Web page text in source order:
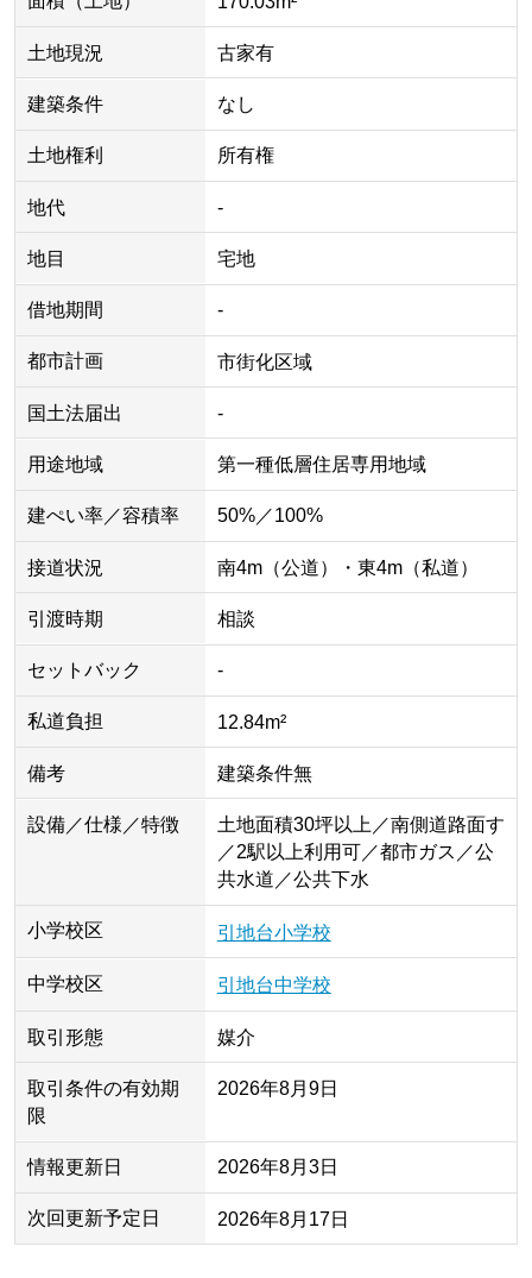
土地現況 古家有
建築条件 なし
土地権利 所有権
地代 -
地目 宅地
借地期間 -
都市計画 市街化区域
国土法届出 -
用途地域 第一種低層住居専用地域
建ぺい率／容積率 50%／100%
接道状況 南4m（公道）・東4m（私道）
引渡時期 相談
セットバック -
私道負担 12.84m²
備考 建築条件無
設備／仕様／特徴
土地面積30坪以上／南側道路面す
／2駅以上利用可／都市ガス／公
共水道／公共下水
小学校区 引地台小学校
中学校区 引地台中学校
取引形態 媒介
取引条件の有効期
限
2026年8月9日
情報更新日 2026年8月3日
次回更新予定日 2026年8月17日